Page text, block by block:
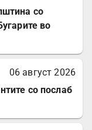
со
во
06 август 2026
со послаб